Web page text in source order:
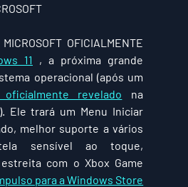
11
, a próxima grande
operacional (após um
oficialmente revelado na
Ele trará um Menu Iniciar
melhor suporte a vários
sensível ao toque,
com o Xbox Game
para a Windows Store